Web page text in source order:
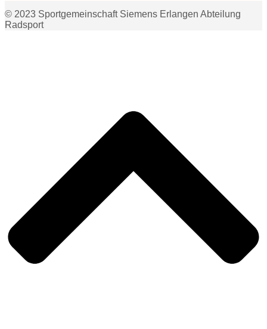
© 2023 Sportgemeinschaft Siemens Erlangen Abteilung
Radsport